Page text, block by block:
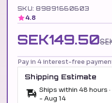
SKU: 89891660603
4.8
SEK149.50
Pay in 4 interest-free
Shipping Estimate
Ships within 48 hours
- Aug 14